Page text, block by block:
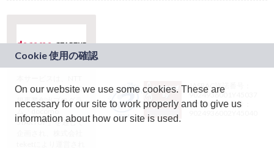
ドコモグループの新
規事業創出プログラ
ム「docomo
STARTUP」を通じて
JASRAC許諾番号：
9024936001Y45037
JASRAC許諾番号：
On our website we use some cookies. These are
necessary for our site to work properly and to give us
information about how our site is used.